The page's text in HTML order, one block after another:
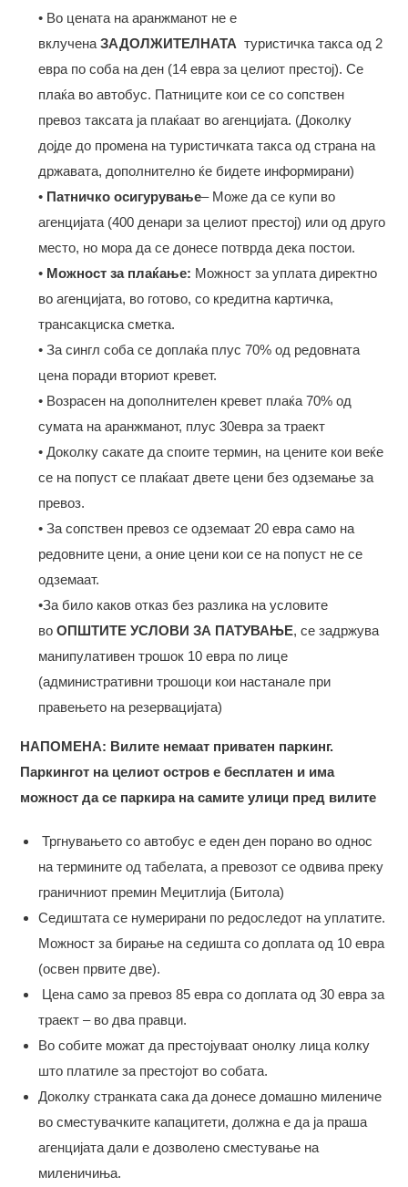
• Во цената на аранжманот не е
вклученаЗАДОЛЖИТЕЛНАТА туристичка такса од 2
еврa по соба на ден (14 евра за целиот престој). Се
плаќа во автобус. Патниците кои се со сопствен
превоз таксата ја плаќаат во агенцијата. (Доколку
дојде до промена на туристичката такса од страна на
државата, дополнително ќе бидете информирани)
• Патничко осигурување– Може да се купи во
агенцијата (400 денари за целиот престој) или од друго
место, но мора да се донесе потврда дека постои.
• Можност за плаќање: Можност за уплата директно
во агенцијата, во готовo, со кредитна картичка,
трансакциска сметка.
• За сингл соба се доплаќа плус 70% од редовната
цена поради вториот кревет.
• Возрасен на дополнителен кревет плаќа 70% од
сумата на аранжманот, плус 30евра за траект
• Доколку сакате да споите термин, на цените кои веќе
се на попуст се плаќаат двете цени без одземање за
превоз.
• За сопствен превоз се одземаат 20 евра само на
редовните цени, а оние цени кои се на попуст не се
одземаат.
•За било каков отказ без разлика на условите
воОПШТИТЕ УСЛОВИ ЗА ПАТУВАЊЕ, се задржува
манипулативен трошок 10 евра по лице
(административни трошоци кои настанале при
правењето на резервацијата)
НАПОМЕНА: Вилите немаат приватен паркинг.
Паркингот на целиот остров е бесплатен и има
можност да се паркира на самите улици пред вилите
Тргнувањето со автобус е еден ден порано во однос
на термините од табелата, а превозот се одвива преку
граничниот премин Меџитлија (Битола)
Седиштата се нумерирани по редоследот на уплатите.
Можност за бирање на седишта со доплата од 10 евра
(освен првите две).
Цена само за превоз 85 евра со доплата од 30 евра за
траект – во два правци.
Во собите можат да престојуваат онолку лица колку
што платиле за престојот во собата.
Доколку странката сака да донесе домашно милениче
во сместувачките капацитети, должна е да ја праша
агенцијата дали е дозволено сместување на
миленичињa.